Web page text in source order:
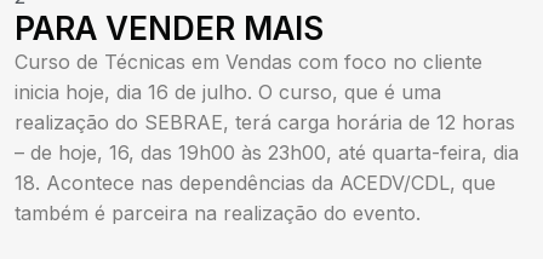
PARA VENDER MAIS
Curso de Técnicas em Vendas com foco no cliente
inicia hoje, dia 16 de julho. O curso, que é uma
realização do SEBRAE, terá carga horária de 12 horas
– de hoje, 16, das 19h00 às 23h00, até quarta-feira, dia
18. Acontece nas dependências da ACEDV/CDL, que
também é parceira na realização do evento.